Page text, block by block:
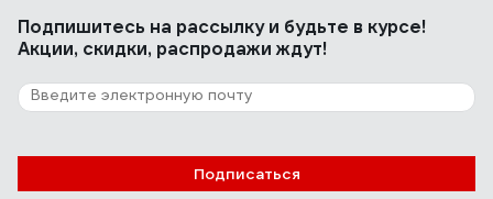
Подпишитесь на рассылкуи будьте в курсе!
Акции, скидки, распродажи ждут!
Подписаться